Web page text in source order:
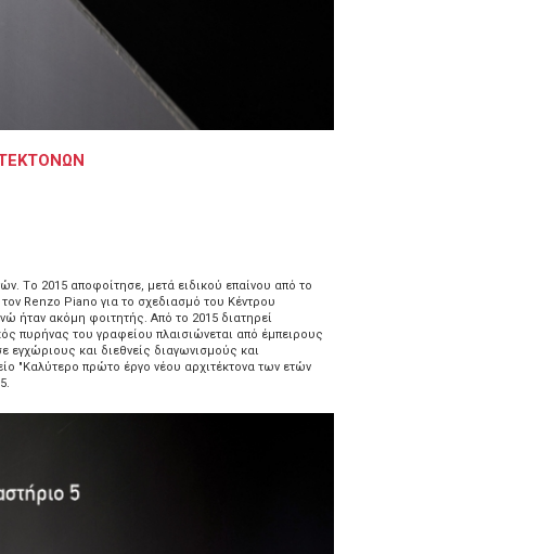
Tο 2015 αποφοίτησε, μετά ειδικού επαίνου από το
Renzo Piano για το σχεδιασμό του Κέντρου
ήταν ακόμη φοιτητής. Από το 2015 διατηρεί
πυρήνας του γραφείου πλαισιώνεται από έμπειρους
εγχώριους και διεθνείς διαγωνισμούς και
"Καλύτερο πρώτο έργο νέου αρχιτέκτονα των ετών